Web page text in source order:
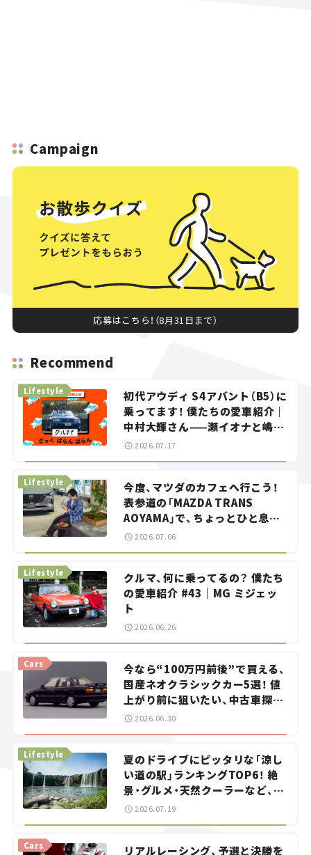
Campaign
応募はこちら！（8月31日まで）
Recommend
初代アウディ S4アバント（B5）に
乗ってます！ 僕たちの愛車紹介｜
中村大輝さん——瀬イオナと嶋田
智之の「クルマでざっくばらんば
Lifestyle
2026.07.17
今度、マツダのカフェへ行こう！
表参道の「MAZDA TRANS
AOYAMA」で、ちょっとひと息。
——連載｜CCGとクルマでどうす
Lifestyle
2026.07.06
クルマ、何に乗ってるの？ 僕たち
の愛車紹介 #43｜MG ミジェッ
ト
Lifestyle
2026.06.26
今なら“100万円前後”で買える、
国産ネオクラシックカー5選！ 値
上がり前に狙いたい、中古車探し
をお手伝い――ちょっとイケてるマ
Cars
2026.06.30
夏のドライブにピッタリな「涼し
い道の駅」ランキングTOP6！ 絶
景・グルメ・天然クーラーなど、避
暑におすすめのスポットを紹介
Lifestyle
2026.07.19
リアルレーシング、予選と決勝を
Cars